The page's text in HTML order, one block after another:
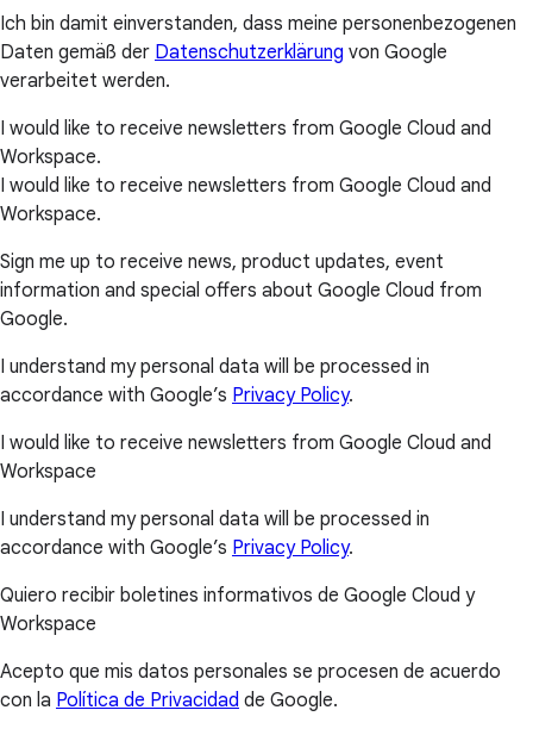
Ich bin damit einverstanden, dass meine personenbezogenen
Daten gemäß der Datenschutzerklärung von Google
verarbeitet werden.
I would like to receive newsletters from Google Cloud and
Workspace.
I would like to receive newsletters from Google Cloud and
Workspace.
Sign me up to receive news, product updates, event
information and special offers about Google Cloud from
Google.
I understand my personal data will be processed in
accordance with Google’s Privacy Policy.
I would like to receive newsletters from Google Cloud and
Workspace
I understand my personal data will be processed in
accordance with Google’s Privacy Policy.
Quiero recibir boletines informativos de Google Cloud y
Workspace
Acepto que mis datos personales se procesen de acuerdo
con la Política de Privacidad de Google.